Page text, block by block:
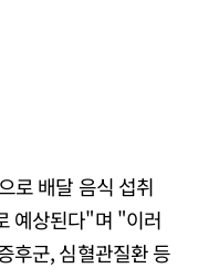
로 배달 음식 섭취
예상된다"며 "이러
후군, 심혈관질환 등